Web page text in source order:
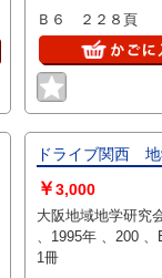
Ｂ６ ２２８頁
ドライブ関西
￥3,000
大阪地域地学研究会 、東方出
、1995年 、200 、B6大ソフト 、
1冊